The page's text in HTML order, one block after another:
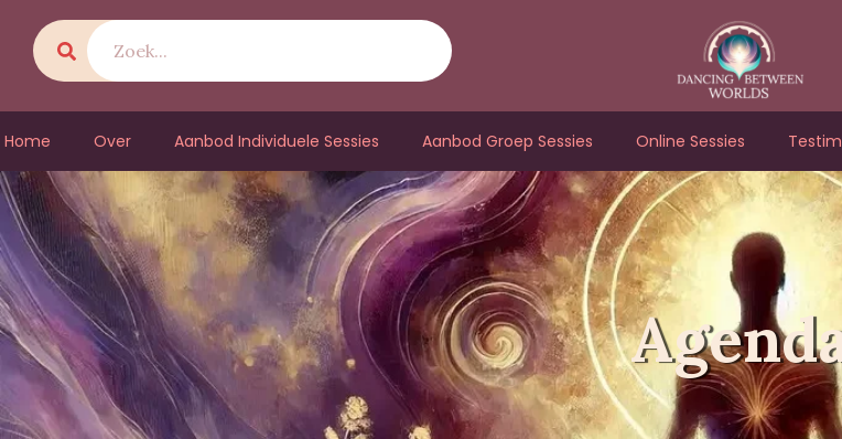
Home Over Aanbod Individuele Sessies Aanbod Groep Sessies Online Sessies